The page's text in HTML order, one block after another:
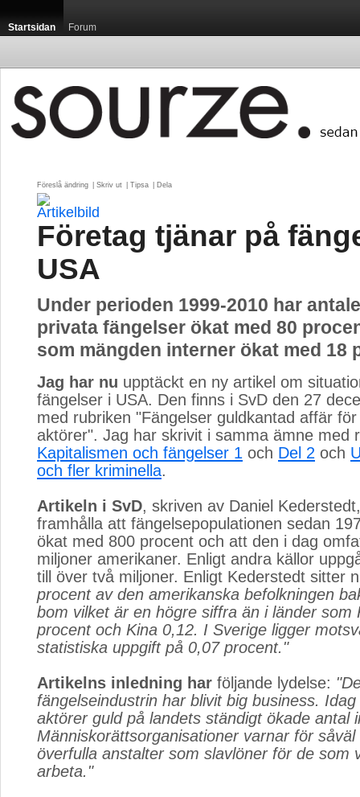
Startsidan Forum
Föreslå ändring Skriv ut Tipsa Dela
Företag tjänar på
USA
Under perioden 1999-2010 har
privata fängelser ökat med 80
som mängden interner ökat med 18
Jag har nu upptäckt en ny artikel om
fängelser i USA. Den finns i SvD den 27
med rubriken "Fängelser guldkantad affär
aktörer". Jag har skrivit i samma ämne med
Kapitalismen och fängelser 1 och Del 2 och
och fler kriminella.
Artikeln i SvD, skriven av Daniel
framhålla att fängelsepopulationen sedan
ökat med 800 procent och att den i dag
miljoner amerikaner. Enligt andra källor
till över två miljoner. Enligt Kederstedt sitter
procent av den amerikanska befolkningen
bom vilket är en högre siffra än i länder som
procent och Kina 0,12. I Sverige ligger
statistiska uppgift på 0,07 procent."
Artikelns inledning har följande lydelse:
fängelseindustrin har blivit big business.
aktörer guld på landets ständigt ökade antal
Människorättsorganisationer varnar för
överfulla anstalter som slavlöner för de som
arbeta."